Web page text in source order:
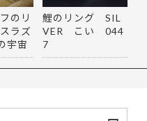
のリ
ラズ
宇宙
鯉のリング SIL
VER こい 044
7